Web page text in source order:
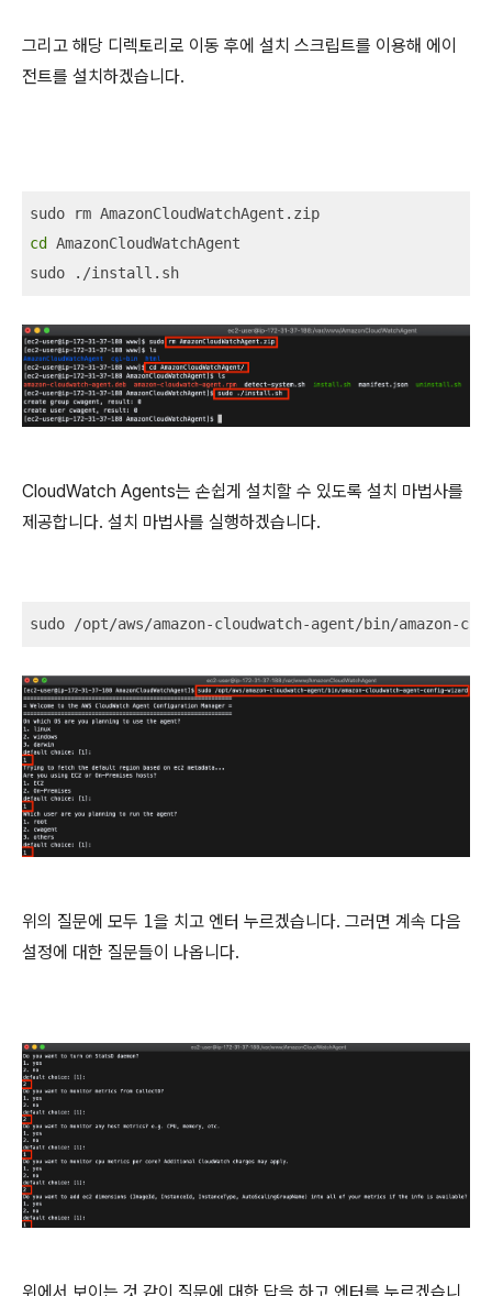
그리고 해당 디렉토리로 이동 후에 설치 스크립트를 이용해 에이
전트를 설치하겠습니다.
cd
AmazonCloudWatchAgent
sudo ./install.sh
CloudWatch Agents는 손쉽게 설치할 수 있도록 설치 마법사를
제공합니다. 설치 마법사를 실행하겠습니다.
sudo /opt/aws/amazon-cloudwatch-agent/bin/amazon-
위의 질문에 모두 1을 치고 엔터 누르겠습니다. 그러면 계속 다음
설정에 대한 질문들이 나옵니다.